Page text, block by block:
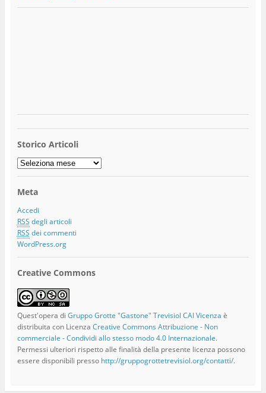
Storico Articoli
Storico
Articoli
Meta
Accedi
RSS degli articoli
RSS dei commenti
WordPress.org
Creative Commons
Quest'opera di Gruppo Grotte "Gastone" Trevisiol CAI Vicenza è
distribuita con Licenza Creative Commons Attribuzione - Non
commerciale - Condividi allo stesso modo 4.0 Internazionale.
Permessi ulteriori rispetto alle finalità della presente licenza possono
essere disponibili presso http://gruppogrottetrevisiol.org/contatti/.